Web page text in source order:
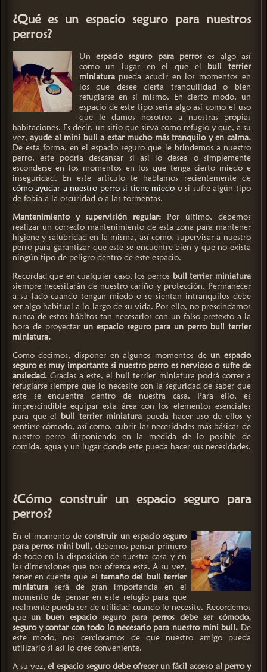
¿Qué es un espacio seguro para nuestros
perros?
Unespacio seguro para perroses algo así
como un lugar en el que elbull terrier
miniaturapueda acudir en los momentos en
los que desee cierta tranquilidad o bien
refugiarse en sí mismo. En cierto modo, un
espacio de este tipo sería algo así como el uso
que le damos nosotros a nuestras propias
habitaciones. Es decir, un sitio que sirva como refugio y que, a su
vez,ayude al mini bull a estar mucho más tranquilo y en calma.
De esta forma, en el espacio seguro que le brindemos a nuestro
perro, este podría descansar si así lo desea o simplemente
esconderse en los momentos en los que tenga cierto miedo e
inseguridad. En este artículo te hablamos recientemente de
cómo ayudar a nuestro perro si tiene miedo o si sufre algún tipo
de fobia a la oscuridad o a las tormentas.
Mantenimiento y supervisión regular: Por último, debemos
realizar un correcto mantenimiento de esta zona para mantener
higiene y salubridad en la misma, así como, supervisar a nuestro
perro para garantizar que este se encuentre bien y que no exista
ningún tipo de peligro dentro de este espacio.
Recordad que en cualquier caso, los perros bull terrier miniatura
siempre necesitarán de nuestro cariño y protección. Permanecer
a su lado cuando tengan miedo o se sientan intranquilos debe
ser algo habitual a lo largo de su vida. Por ello, no prescindamos
nunca de estos hábitos tan necesarios con un falso pretexto a la
hora de proyectar un espacio seguro para un perro bull terrier
miniatura.
Como decimos, disponer en algunos momentos deun espacio
seguro es muy importante si nuestro perro es nervioso o sufre de
ansiedad.Gracias a este, el bull terrier miniatura podrá correr a
refugiarse siempre que lo necesite con la seguridad de saber que
este se encuentra dentro de nuestra casa. Para ello, es
imprescindible equipar esta área con los elementos esenciales
para que elbull terrier miniaturapueda hacer uso de ellos y
sentirse cómodo, así como, cubrir las necesidades más básicas de
nuestro perro disponiendo en la medida de lo posible de
comida, agua y un lugar donde este pueda hacer sus necesidades.
¿Cómo construir un espacio seguro para
perros?
En el momento deconstruir un espacio seguro
para perros mini bull, debemos pensar primero
de todo en la disposición de nuestra casa y en
las dimensiones que nos ofrezca esta. A su vez,
tener en cuenta que eltamaño del bull terrier
miniaturaserá de gran importancia en el
momento de pensar en este refugio para que
realmente pueda ser de utilidad cuando lo necesite. Recordemos
queun buen espacio seguro para perros debe ser cómodo,
seguro y contar con todo lo necesario para nuestro mini bull. De
este modo, nos cercioramos de que nuestro amigo pueda
utilizarlo si así lo cree conveniente.
A su vez,el espacio seguro debe ofrecer un fácil acceso al perro y